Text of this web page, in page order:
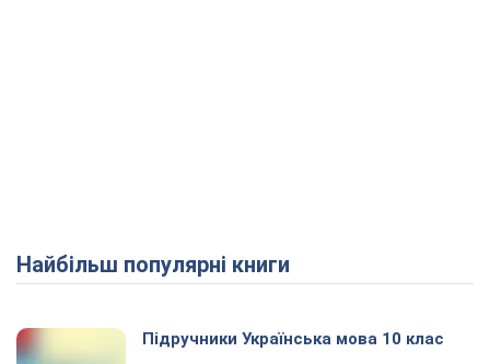
Найбільш популярні книги
Підручники Українська мова 10 клас